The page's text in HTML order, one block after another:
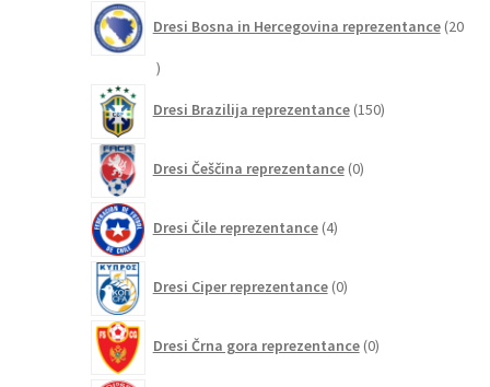
Dresi Bosna in Hercegovina reprezentance 20
20
Dresi Brazilija reprezentance 150izdelkov
Dresi Češčina reprezentance 0izdelkov
Dresi Čile reprezentance 4izdelki
Dresi Ciper reprezentance 0izdelkov
Dresi Črna gora reprezentance 0izdelkov